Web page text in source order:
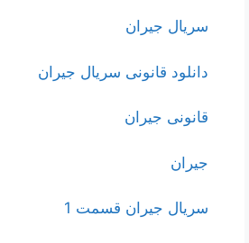
سریال جیران
دانلود قانونی سریال جیران
قانونی جیران
جیران
سریال جیران قسمت 1